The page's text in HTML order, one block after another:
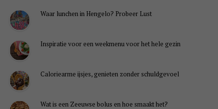
Waar lunchen in Hengelo? Probeer Lust
Inspiratie voor een weekmenu voor het hele gezin
Caloriearme ijsjes, genieten zonder schuldgevoel
Wat is een Zeeuwse bolus en hoe smaakt het?